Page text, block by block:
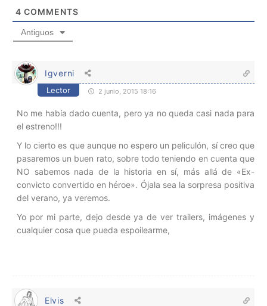
4 COMMENTS
Antiguos
Igverni
Lector 2 junio, 2015 18:16
No me había dado cuenta, pero ya no queda casi nada para
el estreno!!!
Y lo cierto es que aunque no espero un peliculón, sí creo que
pasaremos un buen rato, sobre todo teniendo en cuenta que
NO sabemos nada de la historia en sí, más allá de «Ex-
convicto convertido en héroe». Ójala sea la sorpresa positiva
del verano, ya veremos.
Yo por mi parte, dejo desde ya de ver trailers, imágenes y
cualquier cosa que pueda espoilearme,
Elvis